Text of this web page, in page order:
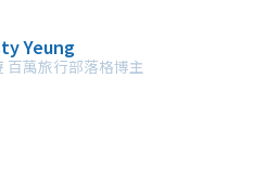
Yeung
百萬旅行部落格博主